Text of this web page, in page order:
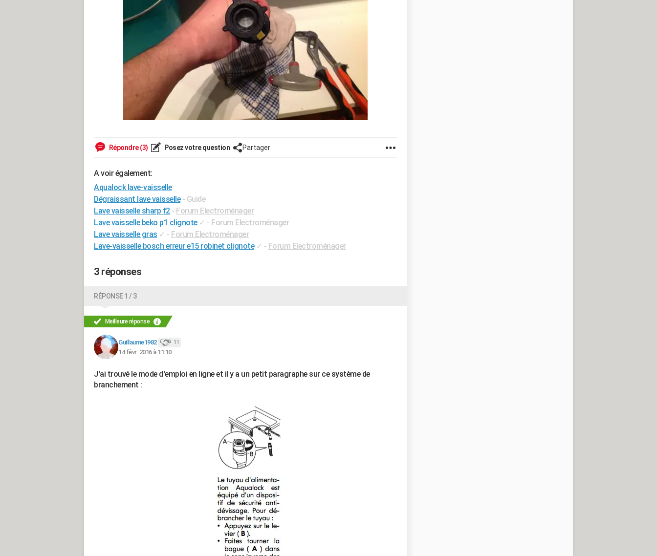
Répondre (3) Posez votre question Partager
A voir également:
Aqualock lave-vaisselle
Dégraissant lave vaisselle - Guide
Lave vaisselle sharp f2 - Forum Electroménager
Lave vaisselle beko p1 clignote ✓ - Forum Electroménager
Lave vaisselle gras ✓ - Forum Electroménager
Lave-vaisselle bosch erreur e15 robinet clignote ✓ - Forum Electroménager
3 réponses
RÉPONSE 1 / 3
Meilleure réponse
Guillaume1982 11
14 févr. 2016 à 11:10
J'ai trouvé le mode d'emploi en ligne et il y a un petit paragraphe sur ce système de
branchement :